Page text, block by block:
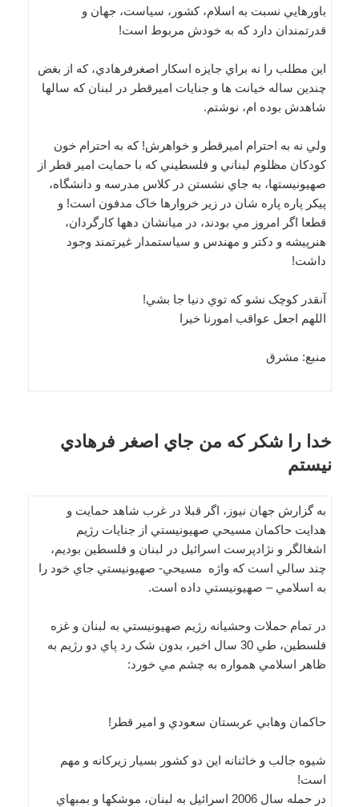
باورهايي نسبت به اسلام، کشور، سياست، جهان و
قدرتمندان دارد که به خودش مربوط است!
اين مطلب را نه براي جايزه اسکار اصغرفرهادي، که از بغض
چندين ساله خيانت ها و جنايات اميرقطر در لبنان که سالها
شاهدش بوده ام، نوشتم.
ولي نه به احترام اميرقطر و خواهرش! که به احترام خون
کودکان مظلوم لبناني و فلسطيني که با حمايت امير قطر از
صهيونيستها، به جاي نشستن در کلاس مدرسه و دانشگاه،
پيکر پاره پاره شان در زير خروارها خاک مدفون است! و
قطعا اگر امروز مي بودند، در ميانشان دهها کارگردان،
هنرپيشه و دکتر و مهندس و سياستمدار غيرتمند وجود
داشت!
آنقدر کوچک نشو که توي دنيا جا بشي!
اللهم اجعل عواقب امورنا خيرا
منبع: مشرق
خدا را شکر که من جاي اصغر فرهادي
نيستم
به گزارش جهان نیوز، اگر قبلا در غرب شاهد حمايت و
هدايت حاکمان مسيحي صهيونيستي از جنايات رژيم
اشغالگر و نژادپرست اسرائيل در لبنان و فلسطين بوديم،
چند سالي است که واژه مسيحي- صهيونيستي جاي خود را
به اسلامي – صهيونيستي داده است.
در تمام حملات وحشيانه رژيم صهيونيستي به لبنان و غزه
فلسطين، طي 30 سال اخير، بدون شک رد پاي دو رژيم به
ظاهر اسلامي همواره به چشم مي خورد:
حاکمان وهابي عربستان سعودي و امير قطر!
شيوه جالب و خائنانه اين دو کشور بسيار زيرکانه و مهم
است!
در حمله سال 2006 اسرائيل به لبنان، موشکها و بمبهاي